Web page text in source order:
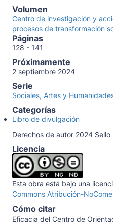
Volumen
Centro de investigación y
procesos de transformación
Páginas
128 - 141
Próximamente
2 septiembre 2024
Serie
Sociales, Artes y
Categorías
Libro de divulgación
Derechos de autor 2024 Sello
Licencia
Esta obra está bajo una
Commons Atribución-
Cómo citar
Eficacia del Centro de